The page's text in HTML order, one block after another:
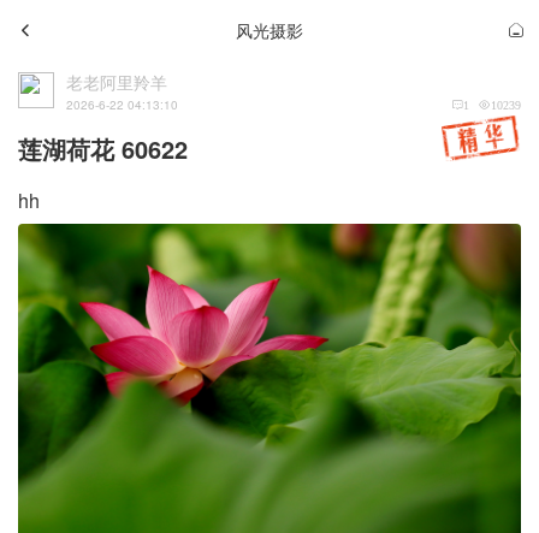
风光摄影
老老阿里羚羊
2026-6-22 04:13:10 1 10239
莲湖荷花 60622
hh